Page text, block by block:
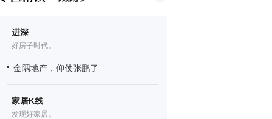
进深
好房子时代。
金隅地产，仰仗张鹏了
家居K线
发现好家居。